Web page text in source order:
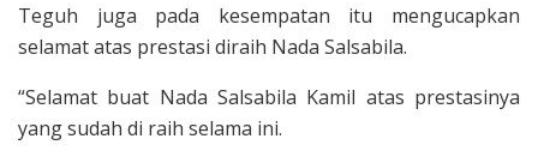
Teguh juga pada kesempatan itu mengucapkan
selamat atas prestasi diraih Nada Salsabila.
“Selamat buat Nada Salsabila Kamil atas prestasinya
yang sudah di raih selama ini.